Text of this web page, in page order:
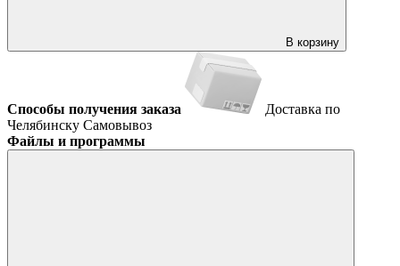
В корзину
Способы получения заказа
Доставка по
Челябинску Самовывоз
Файлы и программы